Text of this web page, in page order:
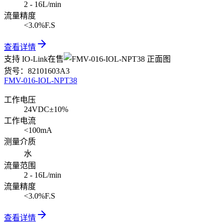
2 - 16L/min
流量精度
<3.0%F.S
查看详情
支持 IO-Link在售
货号： 82101603A3
FMV-016-IOL-NPT38
工作电压
24VDC±10%
工作电流
<100mA
测量介质
水
流量范围
2 - 16L/min
流量精度
<3.0%F.S
查看详情